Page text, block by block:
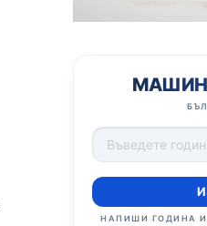
НАПИШИ ГОДИНА И